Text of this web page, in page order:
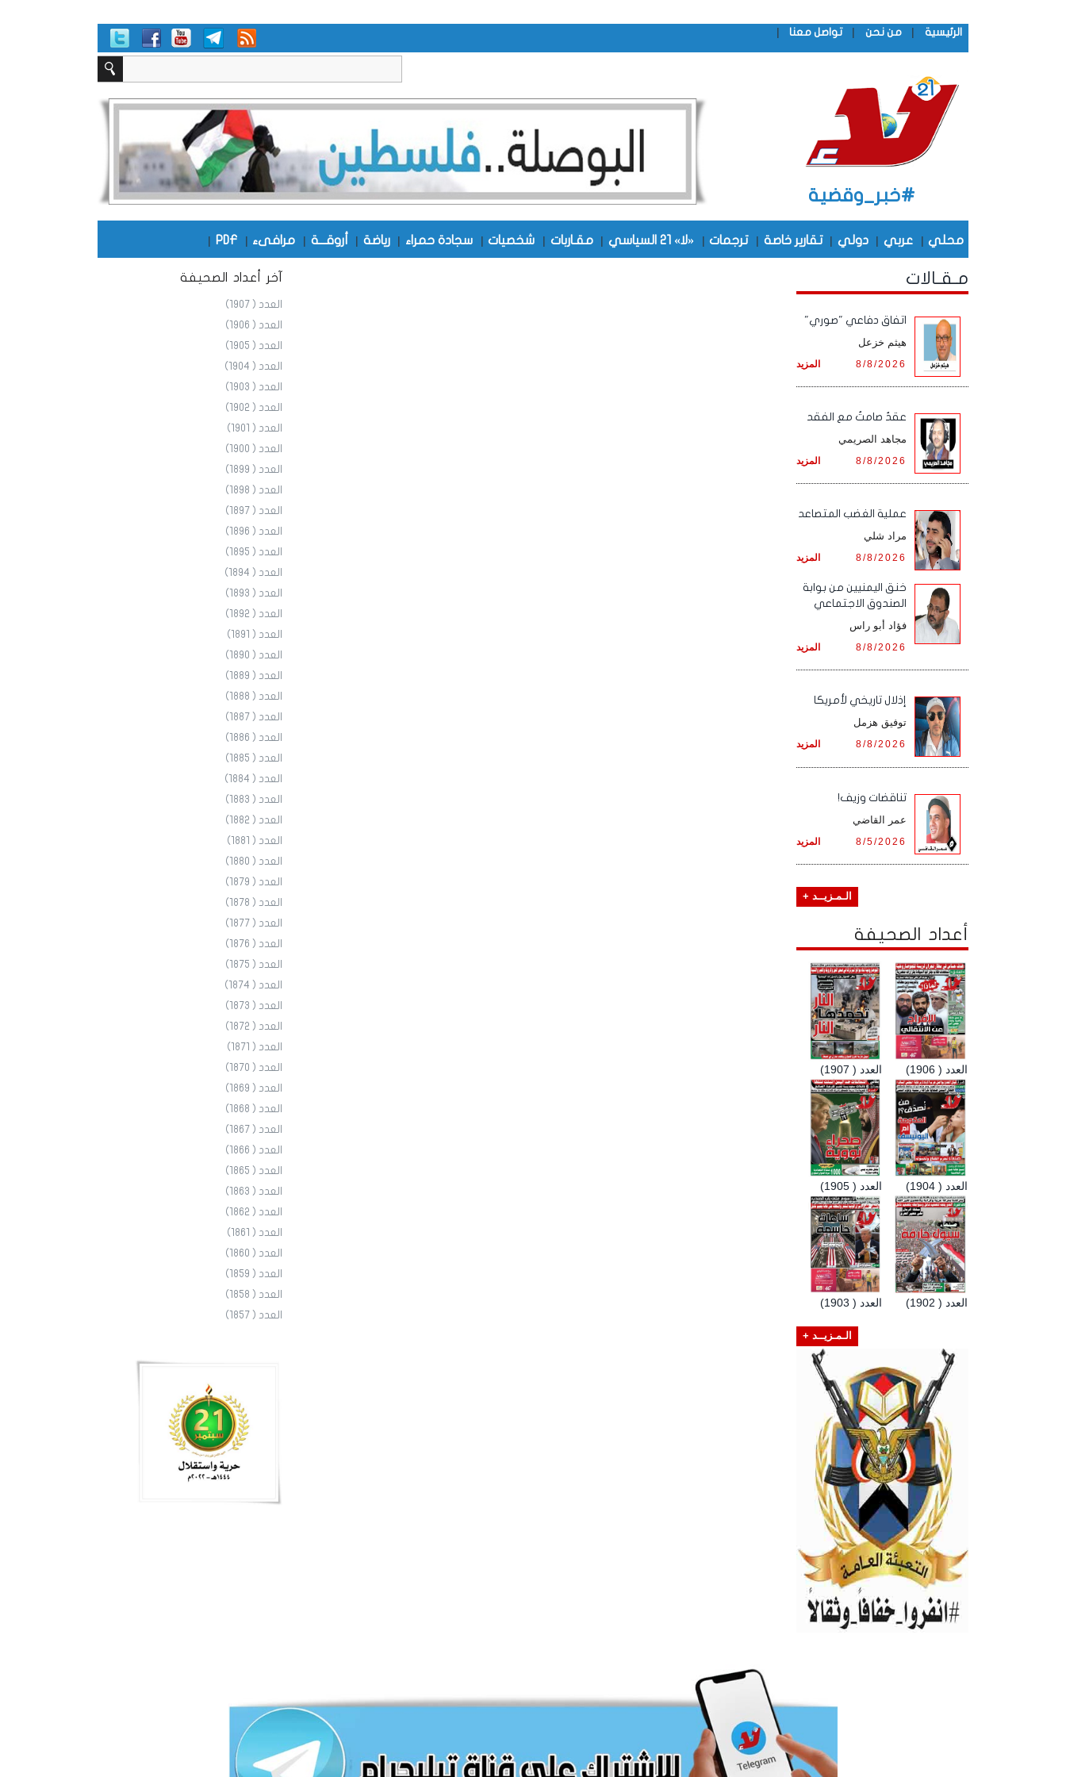
الرئيسية | من نحن | تواصل معنا |
#خبر_وقضية
محلي | عربي | دولي | تقارير خاصة | ترجمات | «لا» 21 السياسي | مقـاربات | شخصيات | سجادة حمراء | رياضة | أروقـــة | مرافىء |
PDF
|
آخر أعداد الصحيفة
العدد ( 1907)
العدد ( 1906)
العدد ( 1905)
العدد ( 1904)
العدد ( 1903)
العدد ( 1902)
العدد ( 1901)
العدد ( 1900)
العدد ( 1899)
العدد ( 1898)
العدد ( 1897)
العدد ( 1896)
العدد ( 1895)
العدد ( 1894)
العدد ( 1893)
العدد ( 1892)
العدد ( 1891)
العدد ( 1890)
العدد ( 1889)
العدد ( 1888)
العدد ( 1887)
العدد ( 1886)
العدد ( 1885)
العدد ( 1884)
العدد ( 1883)
العدد ( 1882)
العدد ( 1881)
العدد ( 1880)
العدد ( 1879)
العدد ( 1878)
العدد ( 1877)
العدد ( 1876)
العدد ( 1875)
العدد ( 1874)
العدد ( 1873)
العدد ( 1872)
العدد ( 1871)
العدد ( 1870)
العدد ( 1869)
العدد ( 1868)
العدد ( 1867)
العدد ( 1866)
العدد ( 1865)
العدد ( 1863)
العدد ( 1862)
العدد ( 1861)
العدد ( 1860)
العدد ( 1859)
العدد ( 1858)
العدد ( 1857)
مـقـالات
اتفاق دفاعي "صوري"
هيثم خزعل
المزيد 8/8/2026
عقدٌ صامتٌ مع الفقد
مجاهد الصريمي
المزيد 8/8/2026
‏عملية الغضب المتصاعد
مراد شلي
المزيد 8/8/2026
خنق اليمنيين من بوابة
الصندوق الاجتماعي
فؤاد أبو راس
المزيد 8/8/2026
إذلال تاريخي لأمريكا
توفيق هزمل
المزيد 8/8/2026
تناقضات وزيف!
عمر القاضي
المزيد 8/5/2026
الـمـزيــد +
أعداد الصحيفة
العدد ( 1907) العدد ( 1906)
العدد ( 1905) العدد ( 1904)
العدد ( 1903) العدد ( 1902)
الـمـزيــد +